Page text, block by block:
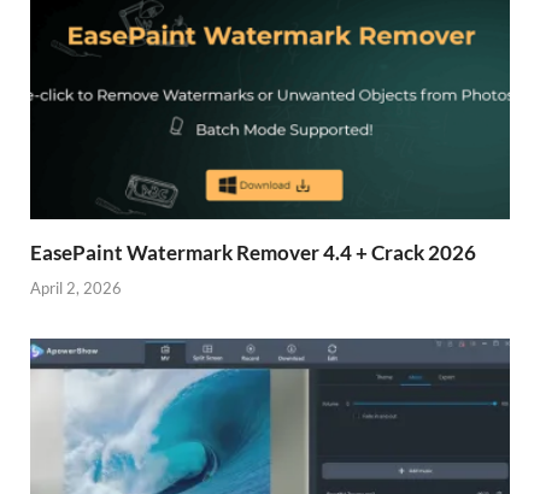
EasePaint Watermark Remover 4.4 + Crack 2026
April 2, 2026